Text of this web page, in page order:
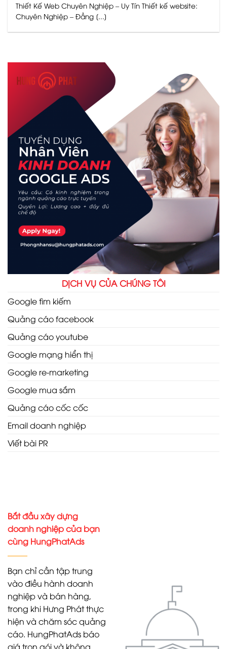
Thiết Kế Web Chuyên Nghiệp – Uy Tín Thiết kế website:
Chuyên Nghiệp – Đẳng [...]
DỊCH VỤ CỦA CHÚNG TÔI
Google tìm kiếm
Quảng cáo facebook
Quảng cáo youtube
Google mạng hiển thị
Google re-marketing
Google mua sắm
Quảng cáo cốc cốc
Email doanh nghiệp
Viết bài PR
Bắt đầu xây dựng
doanh nghiệp của bạn
cùng HungPhatAds
Bạn chỉ cần tập trung
vào điều hành doanh
nghiệp và bán hàng,
trong khi Hưng Phát thực
hiện và chăm sóc quảng
cáo. HungPhatAds báo
giá trọn gói và không